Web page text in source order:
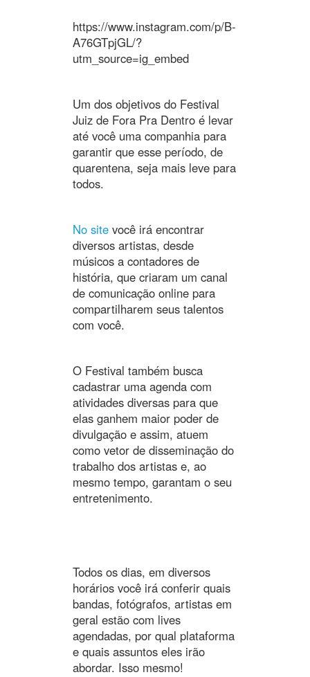
https://www.instagram.com/p/B-
A76GTpjGL/?
utm_source=ig_embed
Um dos objetivos do Festival
Juiz de Fora Pra Dentro é levar
até você uma companhia para
garantir que esse período, de
quarentena, seja mais leve para
todos.
No sitevocê irá encontrar
diversos artistas, desde
músicos a contadores de
história, que criaram um canal
de comunicação online para
compartilharem seus talentos
com você.
O Festival também busca
cadastrar uma agenda com
atividades diversas para que
elas ganhem maior poder de
divulgação e assim, atuem
como vetor de disseminação do
trabalho dos artistas e, ao
mesmo tempo, garantam o seu
entretenimento.
Todos os dias, em diversos
horários você irá conferir quais
bandas, fotógrafos, artistas em
geral estão com lives
agendadas, por qual plataforma
e quais assuntos eles irão
abordar. Isso mesmo!